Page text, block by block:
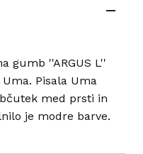
gumb ''ARGUS L''
Pisala Uma
med prsti in
je modre barve.